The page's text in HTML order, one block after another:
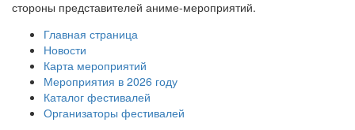
стороны представителей аниме-мероприятий.
Главная страница
Новости
Карта мероприятий
Мероприятия в 2026 году
Каталог фестивалей
Организаторы фестивалей